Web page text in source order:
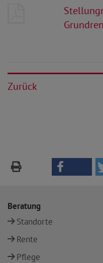
Zurück
Beratung
Standorte
Rente
Pflege